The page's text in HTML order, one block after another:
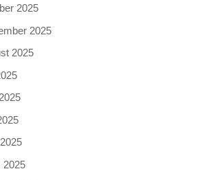
2025
2025
2025
2025